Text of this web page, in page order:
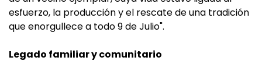
esfuerzo, la producción y el rescate de una tradición
que enorgullece a todo 9 de Julio".
Legado familiar y comunitario